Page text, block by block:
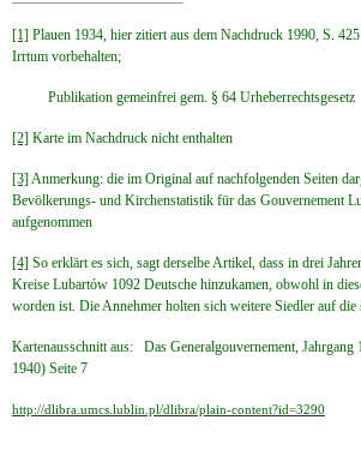
[1] Plauen 1934, hier zitiert aus dem Nachdruck 1990, S.
Irrtum vorbehalten;
Publikation gemeinfrei gem. § 64 Urheberrechtsgesetz
[2] Karte im Nachdruck nicht enthalten
[3] Anmerkung: die im Original auf nachfolgenden Seiten
Bevölkerungs- und Kirchenstatistik für das Gouvernement
aufgenommen
[4] So erklärt es sich, sagt derselbe Artikel, dass in drei
Kreise Lubartów 1092 Deutsche hinzukamen, obwohl in
worden ist. Die Annehmer holten sich weitere Siedler auf die
Kartenausschnitt aus: Das Generalgouvernement, Jahrgang
1940) Seite 7
http://dlibra.umcs.lublin.pl/dlibra/plain-content?id=3290